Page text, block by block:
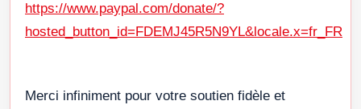
https://www.paypal.com/donate/?
hosted_button_id=FDEMJ45R5N9YL&locale.x=fr_FR
Merci infiniment pour votre soutien fidèle et